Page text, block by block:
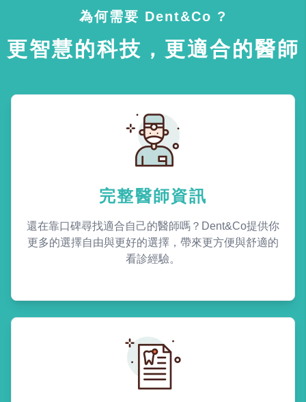
為何需要 Dent&Co ?
更智慧的科技，更適合的醫師
完整醫師資訊
還在靠口碑尋找適合自己的醫師嗎？Dent&Co提供你
更多的選擇自由與更好的選擇，帶來更方便與舒適的
看診經驗。